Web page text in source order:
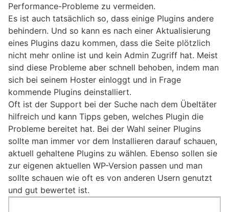
Performance-Probleme zu vermeiden.
Es ist auch tatsächlich so, dass einige Plugins andere
behindern. Und so kann es nach einer Aktualisierung
eines Plugins dazu kommen, dass die Seite plötzlich
nicht mehr online ist und kein Admin Zugriff hat. Meist
sind diese Probleme aber schnell behoben, indem man
sich bei seinem Hoster einloggt und in Frage
kommende Plugins deinstalliert.
Oft ist der Support bei der Suche nach dem Übeltäter
hilfreich und kann Tipps geben, welches Plugin die
Probleme bereitet hat. Bei der Wahl seiner Plugins
sollte man immer vor dem Installieren darauf schauen,
aktuell gehaltene Plugins zu wählen. Ebenso sollen sie
zur eigenen aktuellen WP-Version passen und man
sollte schauen wie oft es von anderen Usern genutzt
und gut bewertet ist.